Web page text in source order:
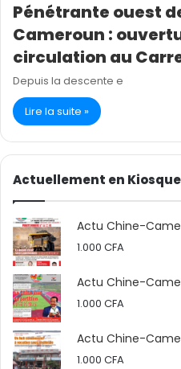
Pénétrante ouest
Cameroun :
circulation au
Depuis la descente e
Lire la suite »
Actuellement en Kiosque
Actu Chine-
1.000 CFA
Actu Chine-
1.000 CFA
Actu Chine-
1.000 CFA